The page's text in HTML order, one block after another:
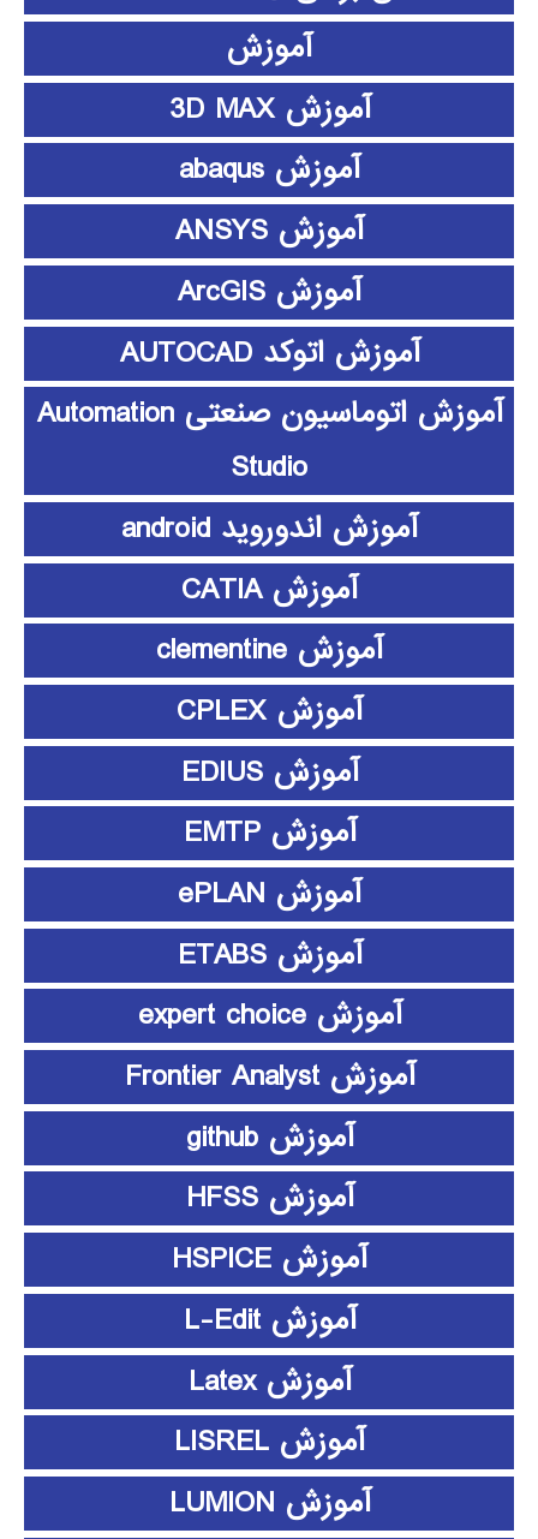
آموزش
آموزش 3D MAX
آموزش abaqus
آموزش ANSYS
آموزش ArcGIS
آموزش اتوکد AUTOCAD
آموزش اتوماسیون صنعتی Automation
Studio
آموزش اندوروید android
آموزش CATIA
آموزش clementine
آموزش CPLEX
آموزش EDIUS
آموزش EMTP
آموزش ePLAN
آموزش ETABS
آموزش expert choice
آموزش Frontier Analyst
آموزش github
آموزش HFSS
آموزش HSPICE
آموزش L-Edit
آموزش Latex
آموزش LISREL
آموزش LUMION